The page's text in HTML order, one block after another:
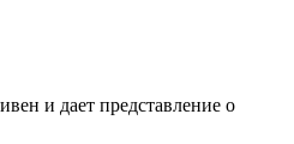
и дает представление о